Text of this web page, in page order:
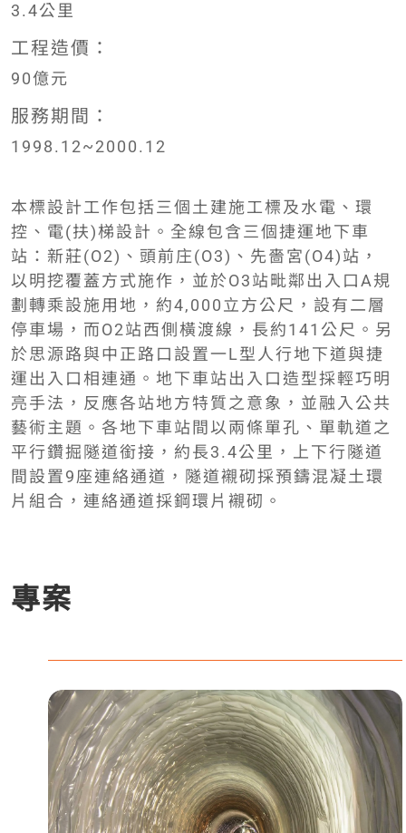
3.4公里
工程造價：
90億元
服務期間：
1998.12~2000.12
本標設計工作包括三個土建施工標及水電、環
控、電(扶)梯設計。全線包含三個捷運地下車
站：新莊(O2)、頭前庄(O3)、先嗇宮(O4)站，
以明挖覆蓋方式施作，並於O3站毗鄰出入口A規
劃轉乘設施用地，約4,000立方公尺，設有二層
停車場，而O2站西側橫渡線，長約141公尺。另
於思源路與中正路口設置一L型人行地下道與捷
運出入口相連通。地下車站出入口造型採輕巧明
亮手法，反應各站地方特質之意象，並融入公共
藝術主題。各地下車站間以兩條單孔、單軌道之
平行鑽掘隧道銜接，約長3.4公里，上下行隧道
間設置9座連絡通道，隧道襯砌採預鑄混凝土環
片組合，連絡通道採鋼環片襯砌。
專案